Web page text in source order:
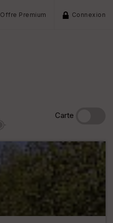
Offre Premium Connexion
Carte